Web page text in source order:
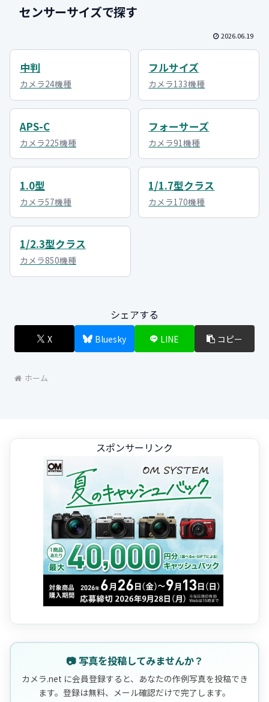
センサーサイズで探す
2026.06.19
中判
カメラ24機種
フルサイズ
カメラ133機種
APS-C
カメラ225機種
フォーサーズ
カメラ91機種
1.0型
カメラ57機種
1/1.7型クラス
カメラ170機種
1/2.3型クラス
カメラ850機種
シェアする
X Bluesky LINE コピー
ホーム
スポンサーリンク
📷 写真を投稿してみませんか？
カメラ.net に会員登録すると、あなたの作例写真を投稿でき
ます。登録は無料、メール確認だけで完了します。